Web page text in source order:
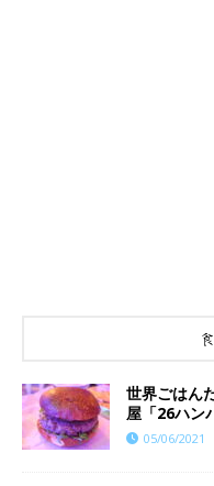
世界ごはん
屋「26ハン
05/06/2021